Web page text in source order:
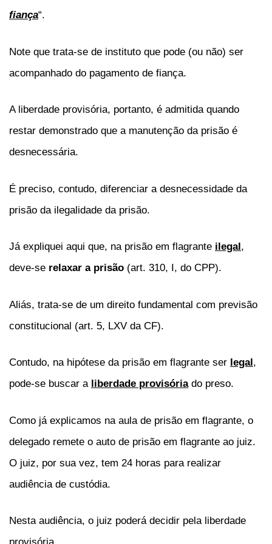
fiança“.
Note que trata-se de instituto que pode (ou não) ser
acompanhado do pagamento de fiança.
A liberdade provisória, portanto, é admitida quando
restar demonstrado que a manutenção da prisão é
desnecessária.
É preciso, contudo, diferenciar a desnecessidade da
prisão da ilegalidade da prisão.
Já expliquei aqui que, na prisão em flagrante ilegal,
deve-se relaxar a prisão (art. 310, I, do CPP).
Aliás, trata-se de um direito fundamental com previsão
constitucional (art. 5, LXV da CF).
Contudo, na hipótese da prisão em flagrante ser legal,
pode-se buscar a liberdade provisóriado preso.
Como já explicamos na aula de prisão em flagrante, o
delegado remete o auto de prisão em flagrante ao juiz.
O juiz, por sua vez, tem 24 horas para realizar
audiência de custódia.
Nesta audiência, o juiz poderá decidir pela liberdade